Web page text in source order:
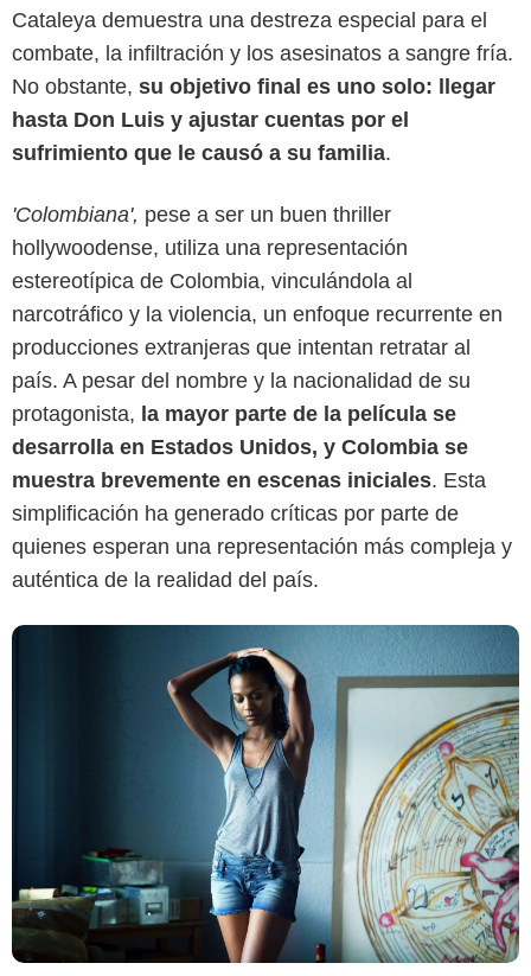
Cataleya demuestra una destreza especial para el
combate, la infiltración y los asesinatos a sangre fría.
No obstante, su objetivo final es uno solo: llegar
hasta Don Luis y ajustar cuentas por el
sufrimiento que le causó a su familia.
'Colombiana', pese a ser un buen thriller
hollywoodense, utiliza una representación
estereotípica de Colombia, vinculándola al
narcotráfico y la violencia, un enfoque recurrente en
producciones extranjeras que intentan retratar al
país. A pesar del nombre y la nacionalidad de su
protagonista, la mayor parte de la película se
desarrolla en Estados Unidos, y Colombia se
muestra brevemente en escenas iniciales. Esta
simplificación ha generado críticas por parte de
quienes esperan una representación más compleja y
auténtica de la realidad del país.